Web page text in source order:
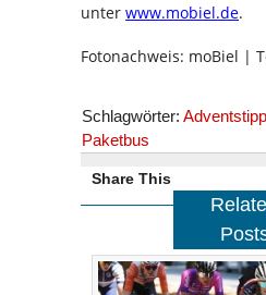
unter www.mobiel.de.
Fotonachweis: moBiel |
Schlagwörter:
Paketbus
Share This